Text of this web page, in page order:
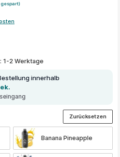
gespart)
5 von 5 Sternen
1-2 Werktage
innerhalb
Banana Pineapple
Zurücksetzen